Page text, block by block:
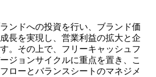
ンドへの投資を行い、ブランド価
長を実現し、営業利益の拡大と企
。その上で、フリーキャッシュフ
ジョンサイクルに重点を置き、こ
ローとバランスシートのマネジメ